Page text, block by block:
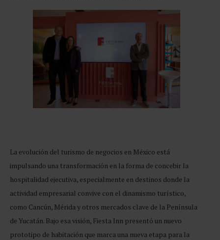
La evolución del turismo de negocios en México está
impulsando una transformación en la forma de concebir la
hospitalidad ejecutiva, especialmente en destinos donde la
actividad empresarial convive con el dinamismo turístico,
como Cancún, Mérida y otros mercados clave de la Península
de Yucatán. Bajo esa visión, Fiesta Inn presentó un nuevo
prototipo de habitación que marca una nueva etapa para la